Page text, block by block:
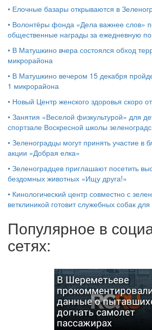
• Елочные базары открываются в
• Волонтёры фонда «Дела важнее слов»
общественные награды за ежедневную
• В Матушкино вчера состоялся обход
микрорайона
• В Матушкино вечером 15 декабря
1 микрорайона
• Новый Центр женского здоровья скоро
• Занятия «Веселой физкультурой» для
спортзале Воскресной школы
• Зеленоградцы могут принять участие в
акции «Добрая елка»
• Зеленоградцев приглашают посетить
бездомных животных «Ищу друга!»
• Кинологический центр совместно с
ветклиникой готовит служебных собак
Популярное в
сетях:
В Шереметьеве
данные о
догнать самолет
пассажирах